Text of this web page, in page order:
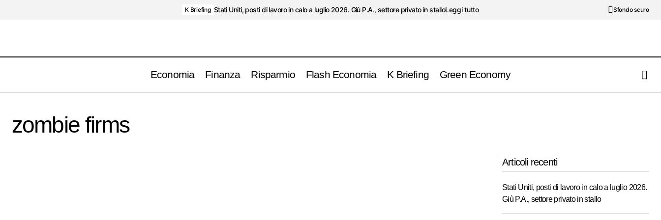
K Briefing Stati Uniti, posti di lavoro in calo a luglio 2026. Giù P.A., settore privato in stalloLeggi tutto Sfondo scuro
Economia Finanza Risparmio Flash Economia K Briefing Green Economy
zombie firms
Articoli recenti
Stati Uniti, posti di lavoro in calo a luglio 2026.
Giù P.A., settore privato in stallo